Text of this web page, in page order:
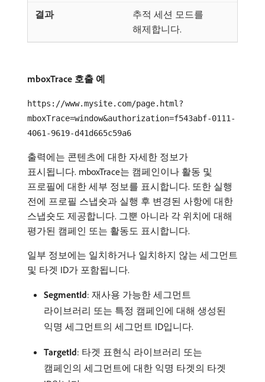
추적 세션 모드를
해제합니다.
mboxTrace 호출 예
https://www.mysite.com/page.html?
mboxTrace=window&authorization=f543abf-0111-
4061-9619-d41d665c59a6
출력에는 콘텐츠에 대한 자세한 정보가
표시됩니다. mboxTrace는 캠페인이나 활동 및
프로필에 대한 세부 정보를 표시합니다. 또한 실행
전에 프로필 스냅숏과 실행 후 변경된 사항에 대한
스냅숏도 제공합니다. 그뿐 아니라 각 위치에 대해
평가된 캠페인 또는 활동도 표시합니다.
일부 정보에는 일치하거나 일치하지 않는 세그먼트
및 타겟 ID가 포함됩니다.
SegmentId: 재사용 가능한 세그먼트
라이브러리 또는 특정 캠페인에 대해 생성된
익명 세그먼트의 세그먼트 ID입니다.
TargetId: 타겟 표현식 라이브러리 또는
캠페인의 세그먼트에 대한 익명 타겟의 타겟